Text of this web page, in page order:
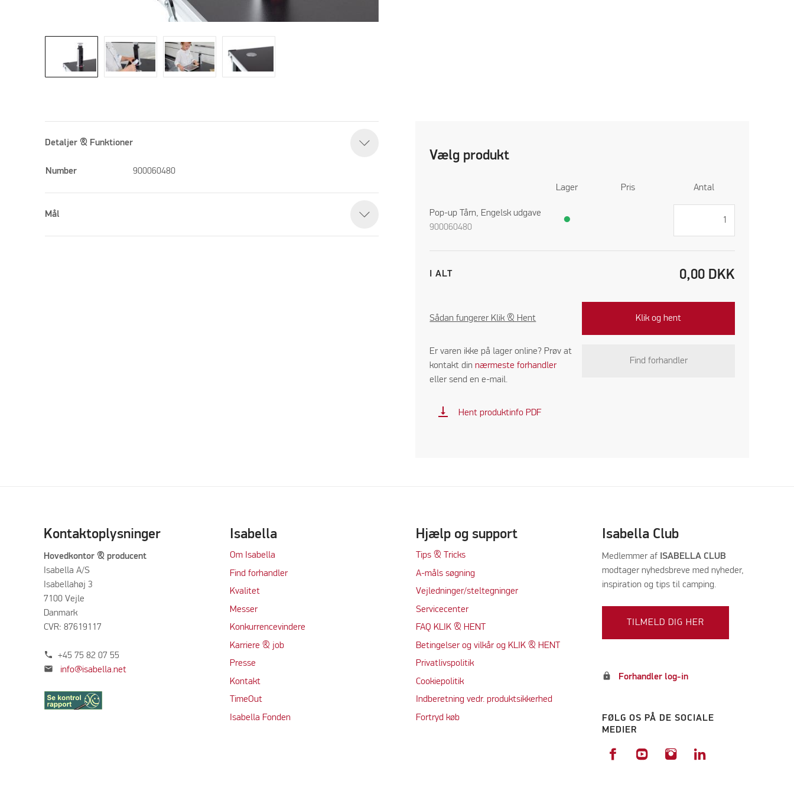
Vælg produkt
Lager Pris Antal
Pop-up Tårn, Engelsk udgave
900060480
●
I ALT 0,00 DKK
Sådan fungerer Klik & Hent Klik og hent
Er varen ikke på lager online? Prøv at
kontakt dinnærmeste forhandler
eller send en e-mail.
Find forhandler
vertical_align_bottom Hent produktinfo PDF
Detaljer & Funktioner
Number 900060480
Mål
Kontaktoplysninger
Hovedkontor & producent
Isabella A/S
Isabellahøj 3
7100 Vejle
Danmark
CVR: 87619117
phone +45 75 82 07 55
mail info@isabella.net
Isabella
Om Isabella
Find forhandler
Kvalitet
Messer
Konkurrencevindere
Karriere & job
Presse
Kontakt
TimeOut
Isabella Fonden
Hjælp og support
Tips & Tricks
A-måls søgning
Vejledninger/steltegninger
Servicecenter
FAQ KLIK & HENT
Betingelser og vilkår og KLIK & HENT
Privatlivspolitik
Cookiepolitik
Indberetning vedr. produktsikkerhed
Fortryd køb
Isabella Club
Medlemmer afISABELLA CLUB
modtager nyhedsbreve med nyheder,
inspiration og tips til camping.
TILMELD DIG HER
lock Forhandler log-in
FØLG OS PÅ DE SOCIALE
MEDIER